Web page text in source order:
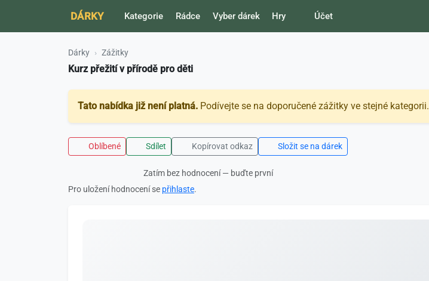
DÁRKY Kategorie Rádce Vyber dárek Hry Účet
Dárky Zážitky
Kurz přežití v přírodě pro děti
Tato nabídka již není platná. Podívejte se na doporučené zážitky ve stejné kategorii.
Oblíbené Sdílet Kopírovat odkaz Složit se na dárek
Zatím bez hodnocení — buďte první
Pro uložení hodnocení se přihlaste.